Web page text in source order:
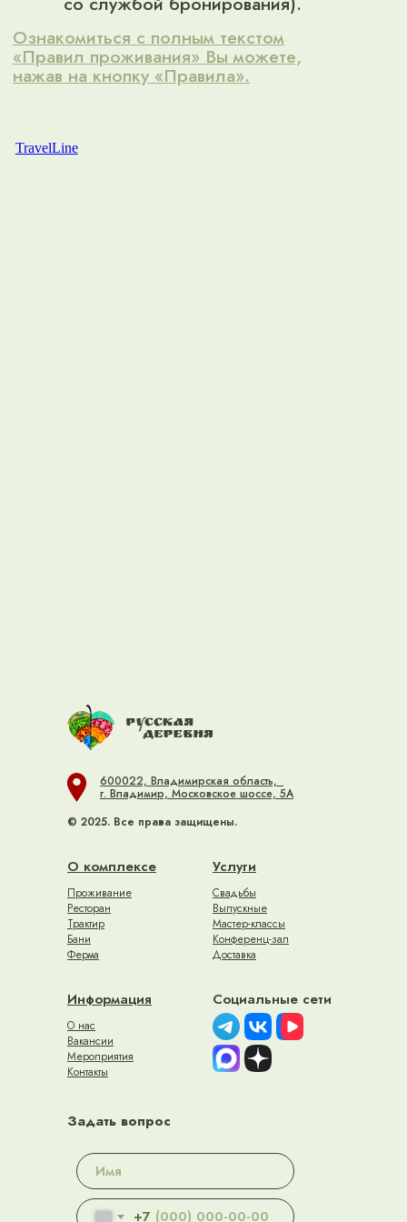
TravelLine
О комплексе
© 2025. Все права защищены.
Услуги
Информация Социальные сети
Трактир
Проживание Свадьбы
О нас
Ресторан Выпускные
Вакансии
Бани
Мастер-классы
Мероприятия
Ферма
Конференц-зал
Доставка
Контакты
Задать вопрос
600022, Владимирская область,
г. Владимир, Московское шоссе, 5А
+7